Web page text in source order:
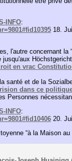
INFO:
18.
l'autre concernant la
en vrac
santé et de la
dans ce
Personnes
INFO:
20.
“à la Maison